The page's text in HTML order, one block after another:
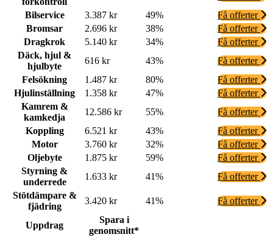
Bilservice
3.387 kr 49%
Få offerter
Bromsar
2.696 kr 38%
Få offerter
Dragkrok
5.140 kr 34%
Få offerter
Däck, hjul &
hjulbyte
616 kr 43%
Få offerter
Felsökning
1.487 kr 80%
Få offerter
Hjulinställning
1.358 kr 47%
Få offerter
Kamrem &
kamkedja
12.586 kr 55%
Få offerter
Koppling
6.521 kr 43%
Få offerter
Motor
3.760 kr 32%
Få offerter
Oljebyte
1.875 kr 59%
Få offerter
Styrning &
underrede
1.633 kr 41%
Få offerter
Stötdämpare &
fjädring
3.420 kr 41% Få offerter
Uppdrag
Spara i
genomsnitt*